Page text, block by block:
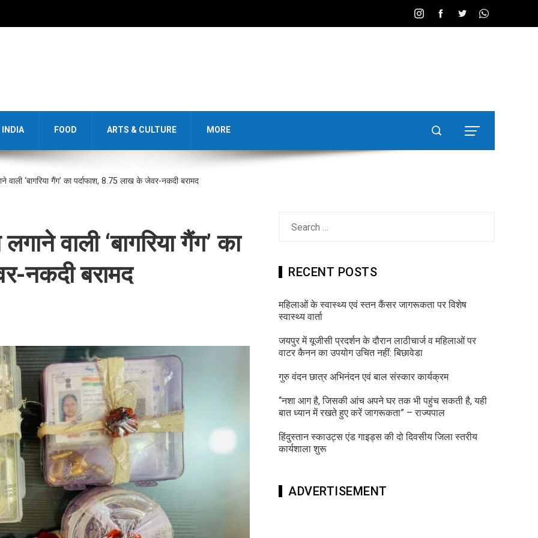
INDIA FOOD ARTS & CULTURE MORE
वाली ‘बागरिया गैंग’ का पर्दाफाश, 8.75 लाख के जेवर-नकदी बरामद
वाली ‘बागरिया गैंग’ का
नकदी बरामद
RECENT POSTS
महिलाओं के स्वास्थ्य एवं स्तन कैंसर जागरूकता पर विशेष
स्वास्थ्य वार्ता
जयपुर में यूजीसी प्रदर्शन के दौरान लाठीचार्ज व महिलाओं पर
वाटर कैनन का उपयोग उचित नहीं: बिछावेडा
गुरु वंदन छात्र अभिनंदन एवं बाल संस्कार कार्यक्रम
“नशा आग है, जिसकी आंच अपने घर तक भी पहुंच सकती है, यही
बात ध्यान में रखते हुए करें जागरूकता” – राज्यपाल
हिंदुस्तान स्काउट्स एंड गाइड्स की दो दिवसीय जिला स्तरीय
कार्यशाला शुरू
ADVERTISEMENT